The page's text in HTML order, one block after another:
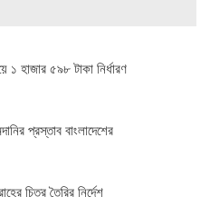
১ হাজার ৫৯৮ টাকা নির্ধারণ
প্রস্তাব বাংলাদেশের
চিত্র তৈরির নির্দেশ